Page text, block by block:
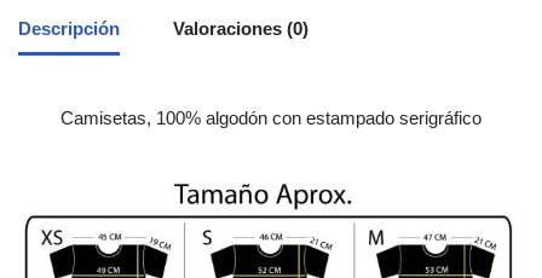
Descripción Valoraciones (0)
Camisetas, 100% algodón con estampado serigráfico